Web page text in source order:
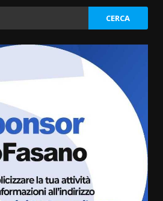
ferito a colpi di arma
2026 18:13